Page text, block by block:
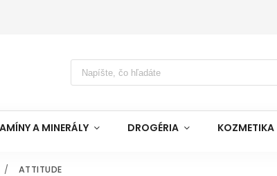
A MINERÁLY DROGÉRIA KOZMETIKA
/ ATTITUDE